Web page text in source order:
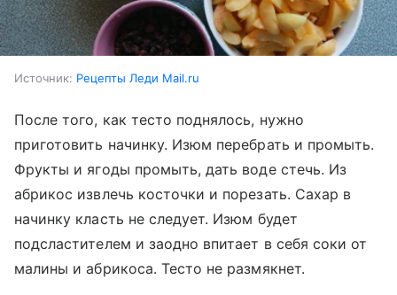
Источник: Рецепты Леди Mail.ru
После того, как тесто поднялось, нужно
приготовить начинку. Изюм перебрать и промыть.
Фрукты и ягоды промыть, дать воде стечь. Из
абрикос извлечь косточки и порезать. Сахар в
начинку класть не следует. Изюм будет
подсластителем и заодно впитает в себя соки от
малины и абрикоса. Тесто не размякнет.